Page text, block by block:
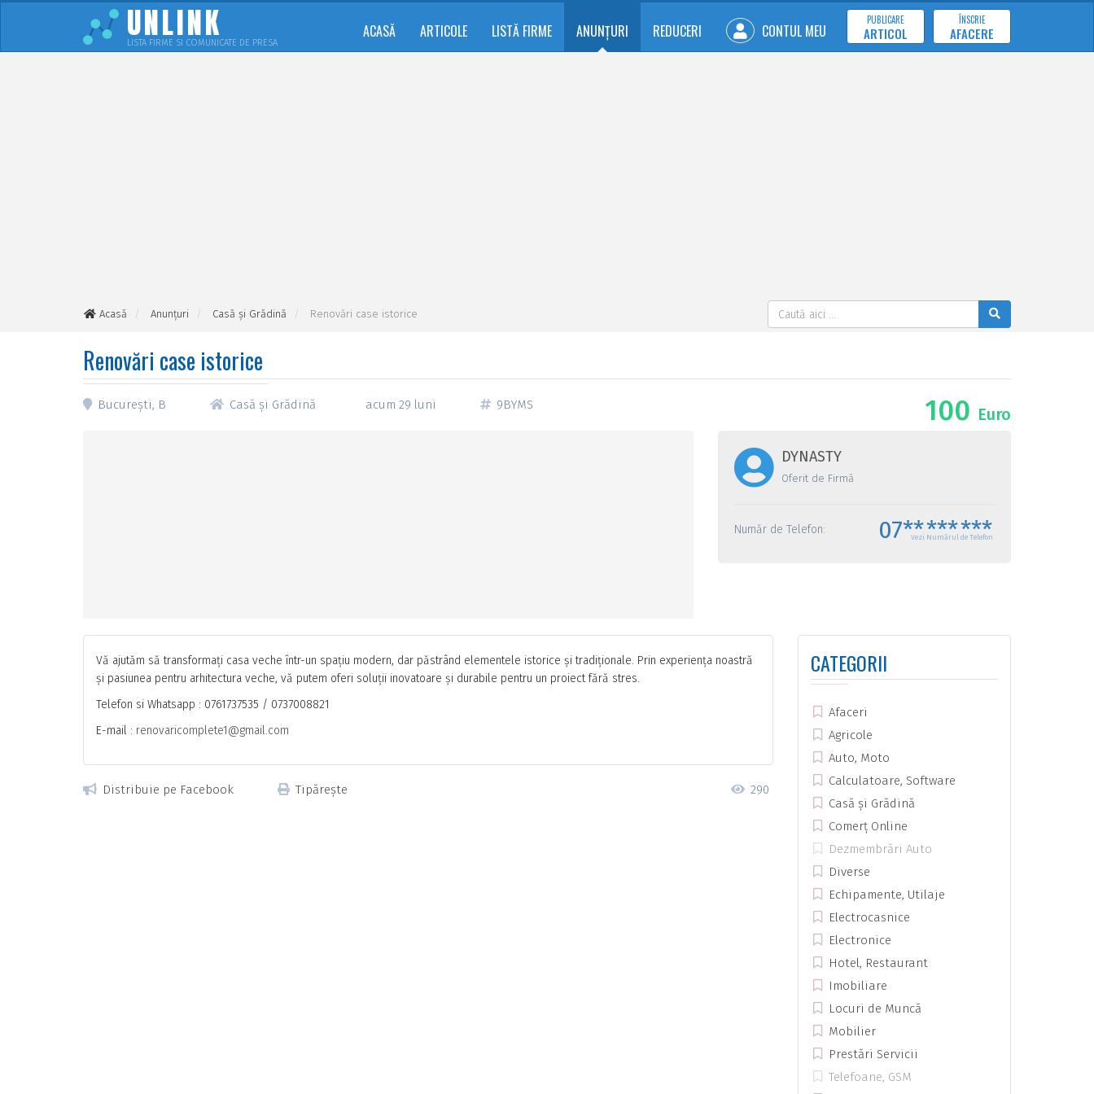
UNLINK
LISTA FIRME SI COMUNICATE DE PRESA
ACASĂ ARTICOLE LISTĂ FIRME ANUNȚURI REDUCERI CONTUL MEU
PUBLICARE
ARTICOL
ÎNSCRIE
AFACERE
Acasă Anunțuri Casă și Grădină Renovări case istorice
Renovări case istorice
București, B Casă și Grădină acum 29 luni 9BYMS 100 Euro
DYNASTY
Oferit de Firmă
Număr de Telefon: 07********
Vezi Numărul de Telefon
Vă ajutăm să transformați casa veche într-un spațiu modern, dar păstrând elementele istorice și tradiționale. Prin experiența noastră
și pasiunea pentru arhitectura veche, vă putem oferi soluții inovatoare și durabile pentru un proiect fără stres.
Telefon si Whatsapp : 0761737535 / 0737008821
E-mail : renovaricomplete1@gmail.com
Distribuie pe Facebook Tipărește 290
CATEGORII
Afaceri
Agricole
Auto, Moto
Calculatoare, Software
Casă și Grădină
Comerț Online
Dezmembrări Auto
Diverse
Echipamente, Utilaje
Electrocasnice
Electronice
Hotel, Restaurant
Imobiliare
Locuri de Muncă
Mobilier
Prestări Servicii
Telefoane, GSM